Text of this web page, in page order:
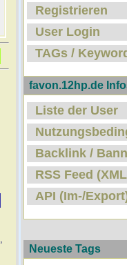
,
Registrieren
User Login
TAGs /
favon.12hp.de
Liste der User
Backlink /
RSS Feed
API (Im-/
Neueste Tags